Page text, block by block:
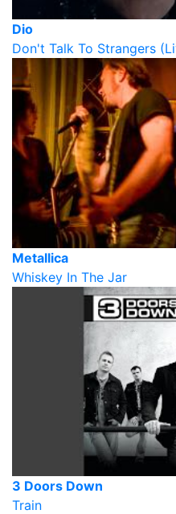
Dio
Don't Talk To Strangers
Metallica
Whiskey In The Jar
3 Doors Down
Train